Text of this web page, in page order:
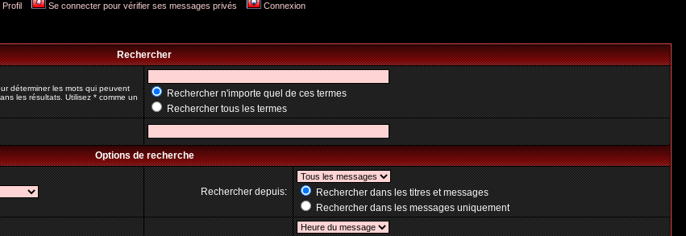
Profil Se connecter pour vérifier ses messages privés Connexion
Rechercher
déterminer les mots qui peuvent
les résultats. Utilisez * comme un
Rechercher n'importe quel de ces termes
Rechercher tous les termes
Options de recherche
Rechercher depuis:
Rechercher dans les titres et messages
Rechercher dans les messages uniquement